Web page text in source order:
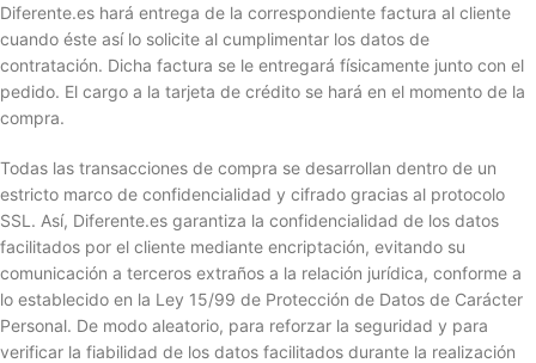
Diferente.es hará entrega de la correspondiente factura al cliente
cuando éste así lo solicite al cumplimentar los datos de
contratación. Dicha factura se le entregará físicamente junto con el
pedido. El cargo a la tarjeta de crédito se hará en el momento de la
compra.
Todas las transacciones de compra se desarrollan dentro de un
estricto marco de confidencialidad y cifrado gracias al protocolo
SSL. Así, Diferente.es garantiza la confidencialidad de los datos
facilitados por el cliente mediante encriptación, evitando su
comunicación a terceros extraños a la relación jurídica, conforme a
lo establecido en la Ley 15/99 de Protección de Datos de Carácter
Personal. De modo aleatorio, para reforzar la seguridad y para
verificar la fiabilidad de los datos facilitados durante la realización